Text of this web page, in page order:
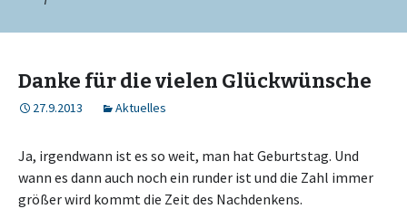
Danke für die vielen Glückwünsche
27.9.2013 Aktuelles
Ja, irgendwann ist es so weit, man hat Geburtstag. Und
wann es dann auch noch ein runder ist und die Zahl immer
größer wird kommt die Zeit des Nachdenkens.